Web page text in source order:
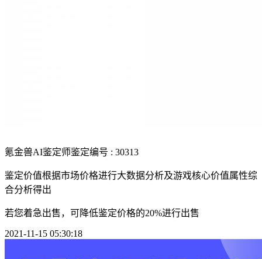
氪金兽AI鉴定师鉴定编号 : 30313
鉴定价值根据市场价格进行大数据分析及游戏核心价值属性综
合分析得出
若您着急出售，可降低鉴定价格的20%进行出售
2021-11-15 05:30:18